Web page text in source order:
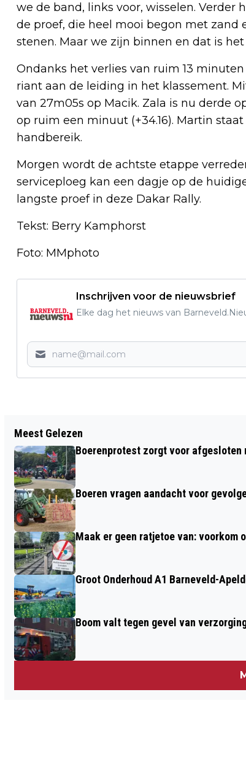
we de band, links voor, wisselen.
de proef, die heel mooi begon met zand
stenen. Maar we zijn binnen en dat is het
Ondanks het verlies van ruim 13
riant aan de leiding in het klassement.
van 27m05s op Macik. Zala is nu derde
op ruim een minuut (+34.16). Martin
handbereik.
Morgen wordt de achtste etappe
serviceploeg kan een dagje op de
langste proef in deze Dakar Rally.
Tekst: Berry Kamphorst
Foto: MMphoto
Inschrijven voor de nieuwsbrief
Elke dag het nieuws van
HELP VOGELS BIJ WINTERSE
OMSTANDIGHEDEN
Meest Gelezen
Boerenprotest zorgt voor afgesloten
Boeren vragen aandacht voor
Maak er geen ratjetoe van: voorkom
Groot Onderhoud A1 Barneveld-
Boom valt tegen gevel van